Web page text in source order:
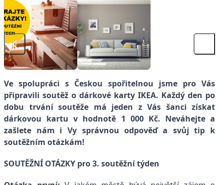
Ve spolupráci s Českou spořitelnou jsme pro Vás
připravili soutěž o dárkové karty IKEA. Každý den po
dobu trvání soutěže má jeden z Vás šanci získat
dárkovou kartu v hodnotě 1 000 Kč. Neváhejte a
zašlete nám i Vy správnou odpověď a svůj tip k
soutěžním otázkám!
SOUTĚŽNÍ OTÁZKY pro 3. soutěžní týden